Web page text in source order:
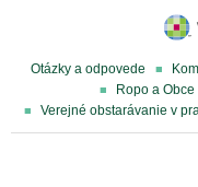
Otázky a odpovede
Ropo a Obce
Verejné obstarávanie v